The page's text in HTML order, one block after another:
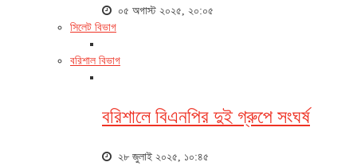
০৫ অগাস্ট ২০২৫, ২০:০৫
সিলেট বিভাগ
বরিশাল বিভাগ
বরিশালে বিএনপির দুই গ্রুপে সংঘর্ষ
২৮ জুলাই ২০২৫, ১০:৪৫